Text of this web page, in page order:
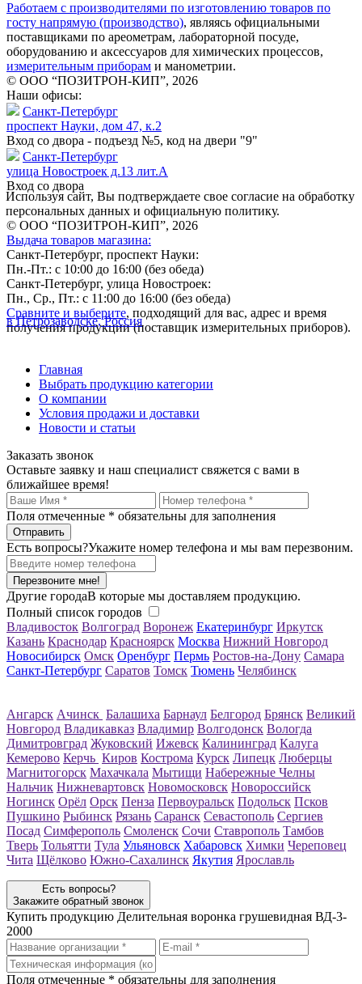
Работаем с производителями по изготовлению товаров по
госту напрямую (производство), являясь официальными
поставщиками по ареометрам, лабораторной посуде,
оборудованию и аксессуаров для химических процессов,
измерительным приборам и манометрии.
© ООО “ПОЗИТРОН-КИП”, 2026
Наши офисы:
Санкт-Петербург
проспект Науки, дом 47, к.2
Вход со двора - подъезд №5, код на двери "9"
Санкт-Петербург
улица Новостроек д.13 лит.А
Вход со двора
Используя сайт, Вы подтверждаете свое согласие на обработку
персональных данных и официальную политику.
© ООО “ПОЗИТРОН-КИП”, 2026
Выдача товаров магазина:
Санкт-Петербург, проспект Науки:
Пн.-Пт.: с 10:00 до 16:00 (без обеда)
Санкт-Петербург, улица Новостроек:
Пн., Ср., Пт.: с 11:00 до 16:00 (без обеда)
Сравните и выберите, подходящий для вас, адрес и время
получения продукции (поставщик измерительных приборов).
в Петрозаводске, Россия
Главная
Выбрать продукцию категории
О компании
Условия продажи и доставки
Новости и статьи
Заказать звонок
Оставьте заявку и наш специалист свяжется с вами в
ближайшее время!
Поля отмеченные * обязательны для заполнения
Есть вопросы?Укажите номер телефона и мы вам перезвоним.
Перезвоните мне!
Другие городаВ которые мы доставляем продукцию.
Полный список городов
Владивосток Волгоград Воронеж Екатеринбург Иркутск
Казань Краснодар Красноярск Москва Нижний Новгород
Новосибирск Омск Оренбург Пермь Ростов-на-Дону Самара
Санкт-Петербург Саратов Томск Тюмень Челябинск
Ангарск Ачинск Балашиха Барнаул Белгород Брянск Великий
Новгород Владикавказ Владимир Волгодонск Вологда
Димитровград Жуковский Ижевск Калининград Калуга
Кемерово Керчь Киров Кострома Курск Липецк Люберцы
Магнитогорск Махачкала Мытищи Набережные Челны
Нальчик Нижневартовск Новомосковск Новороссийск
Ногинск Орёл Орск Пенза Первоуральск Подольск Псков
Пушкино Рыбинск Рязань Саранск Севастополь Сергиев
Посад Симферополь Смоленск Сочи Ставрополь Тамбов
Тверь Тольятти Тула Ульяновск Хабаровск Химки Череповец
Чита Щёлково Южно-Сахалинск Якутия Ярославль
Есть вопросы?
Закажите обратный звонок
Купить продукцию Делительная воронка грушевидная ВД-3-
2000
Поля отмеченные * обязательны для заполнения